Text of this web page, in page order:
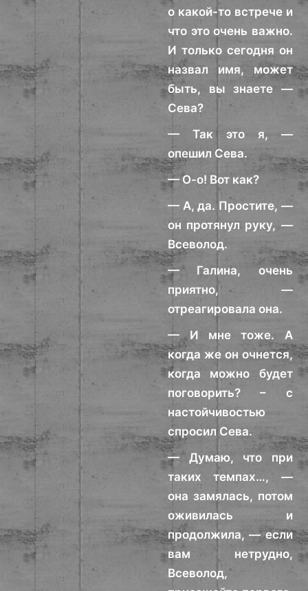
о какой-то встрече и
что это очень важно.
И только сегодня он
назвал имя, может
быть, вы знаете —
Сева?
— Так это я, —
опешил Сева.
— О-о! Вот как?
— А, да. Простите, —
он протянул руку, —
Всеволод.
— Галина, очень
приятно, —
отреагировала она.
— И мне тоже. А
когда же он очнется,
когда можно будет
поговорить? – с
настойчивостью
спросил Сева.
— Думаю, что при
таких темпах…, —
она замялась, потом
оживилась и
продолжила, — если
вам нетрудно,
Всеволод,